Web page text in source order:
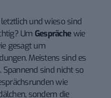
und wieso sind
Um Gesprächewie
gesagt um
Meistens sind es
sind nicht so
wie
sondern die